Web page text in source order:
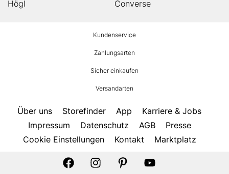
Högl
Converse
Kundenservice
Zahlungsarten
Sicher einkaufen
Versandarten
Über uns Storefinder App
Karriere & Jobs
Impressum
Datenschutz AGB
Presse
Cookie Einstellungen
Kontakt Marktplatz